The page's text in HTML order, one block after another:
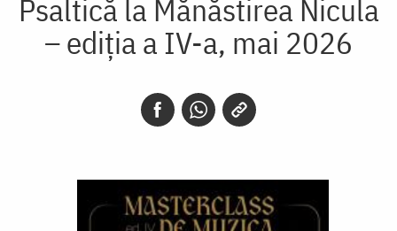
Psaltică la Mănăstirea Nicula
– ediția a IV-a, mai 2026